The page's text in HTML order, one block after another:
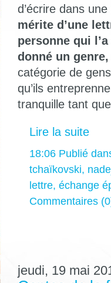
d’écrire dans
mérite d’une
personne qui
donné un
catégorie de
qu’ils
tranquille tant
Lire la suite
18:06 Publié
tchaïkovski,
lettre, échange
Commentaires
jeudi, 19 mai